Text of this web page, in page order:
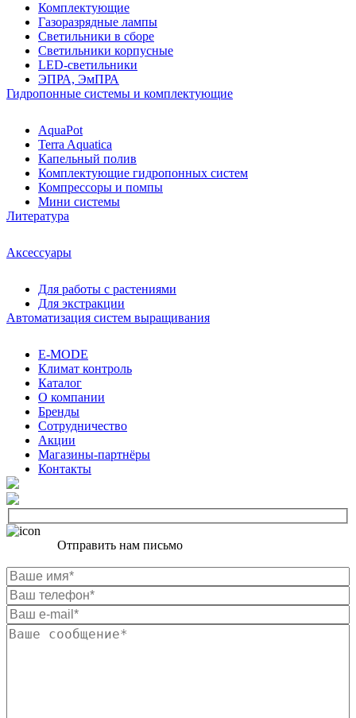
Комплектующие
Газоразрядные лампы
Светильники в сборе
Светильники корпусные
LED-светильники
ЭПРА, ЭмПРА
Гидропонные системы и комплектующие
AquaPot
Terra Aquatica
Капельный полив
Комплектующие гидропонных систем
Компрессоры и помпы
Мини системы
Литература
Аксессуары
Для работы с растениями
Для экстракции
Автоматизация систем выращивания
E-MODE
Климат контроль
Каталог
О компании
Бренды
Сотрудничество
Акции
Магазины-партнёры
Контакты
Отправить нам письмо